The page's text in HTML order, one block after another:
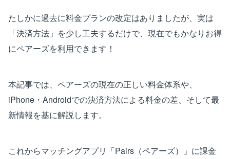
たしかに過去に料金プランの改定はありましたが、実は
「決済方法」を少し工夫するだけで、現在でもかなりお得
にペアーズを利用できます！
本記事では、ペアーズの現在の正しい料金体系や、
iPhone・Androidでの決済方法による料金の差、そして最
新情報を基に解説します。
これからマッチングアプリ「Pairs（ペアーズ）」に課金